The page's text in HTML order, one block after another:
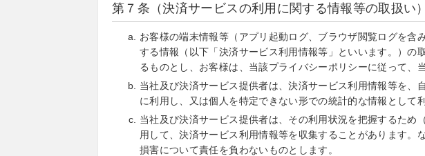
第７条（決済サービスの利用に関する情報等の取扱い）
お客様の端末情報等（アプリ起動ログ、ブラウザ閲覧ログを
する情報（以下「決済サービス利用情報等」といいます。）の
るものとし、お客様は、当該プライバシーポリシーに従って、
当社及び決済サービス提供者は、決済サービス利用情報等を
に利用し、又は個人を特定できない形での統計的な情報として
当社及び決済サービス提供者は、その利用状況を把握するた
用して、決済サービス利用情報等を収集することがあります
損害について責任を負わないものとします。